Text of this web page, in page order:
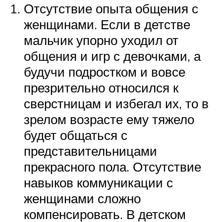
Отсутствие опыта общения с
женщинами. Если в детстве
мальчик упорно уходил от
общения и игр с девочками, а
будучи подростком и вовсе
презрительно относился к
сверстницам и избегал их, то в
зрелом возрасте ему тяжело
будет общаться с
представительницами
прекрасного пола. Отсутствие
навыков коммуникации с
женщинами сложно
компенсировать. В детском